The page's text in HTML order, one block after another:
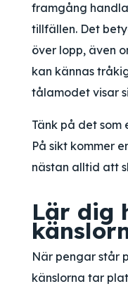
framgång
tillfällen. Det
över lopp, även
kan kännas
tålamodet visar
Tänk på det som
På sikt kommer
nästan alltid att
Lär dig
När pengar står
känslorna tar